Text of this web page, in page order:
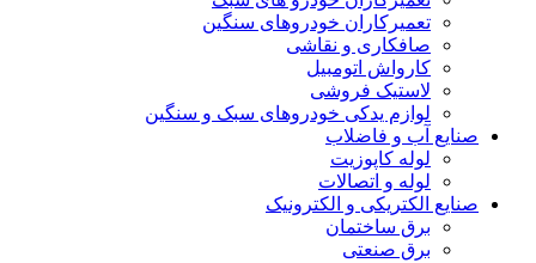
تعمیرکاران خودروهای سنگین
صافکاری و نقاشی
کارواش اتومبیل
لاستیک فروشی
لوازم یدکی خودروهای سبک و سنگین
صنایع آب و فاضلاب
لوله کاپوزیت
لوله و اتصالات
صنایع الکتریکی و الکترونیک
برق ساختمان
برق صنعتی